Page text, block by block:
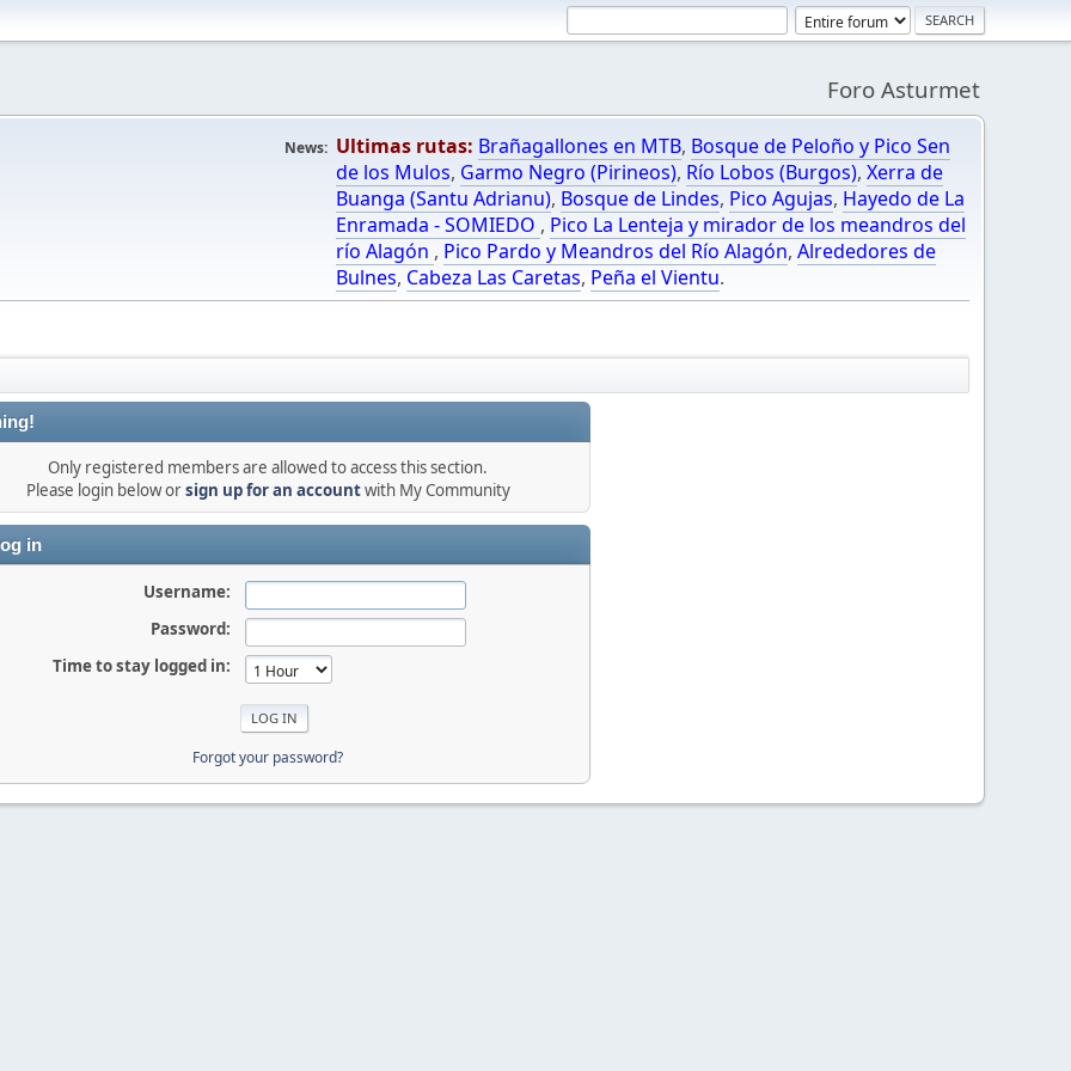
Foro Asturmet
News: Ultimas rutas: Brañagallones en MTB, Bosque de Peloño y Pico Sen
de los Mulos, Garmo Negro (Pirineos), Río Lobos (Burgos), Xerra de
Buanga (Santu Adrianu), Bosque de Lindes, Pico Agujas, Hayedo de La
Enramada - SOMIEDO , Pico La Lenteja y mirador de los meandros del
río Alagón , Pico Pardo y Meandros del Río Alagón, Alrededores de
Bulnes, Cabeza Las Caretas, Peña el Vientu.
Only registered members are allowed to access this section.
Please login below orsign up for an accountwith My Community
in
Username:
Password:
Time to stay logged in:
Forgot your password?